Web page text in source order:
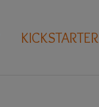
KICKSTARTER